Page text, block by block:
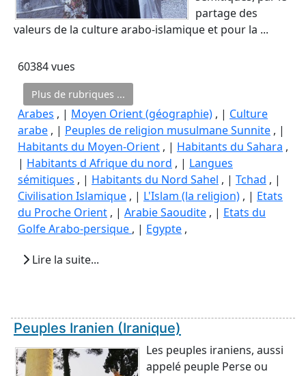
partage des
valeurs de la culture arabo-islamique et pour la ...
60384 vues
Plus de rubriques ...
Arabes , | Moyen Orient (géographie) , | Culture
arabe , | Peuples de religion musulmane Sunnite , |
Habitants du Moyen-Orient , | Habitants du Sahara ,
| Habitants d Afrique du nord , | Langues
sémitiques , | Habitants du Nord Sahel , | Tchad , |
Civilisation Islamique , | L'Islam (la religion) , | Etats
du Proche Orient , | Arabie Saoudite , | Etats du
Golfe Arabo-persique , | Egypte ,
Lire la suite...
Peuples Iranien (Iranique)
Les peuples iraniens, aussi
appelé peuple Perse ou